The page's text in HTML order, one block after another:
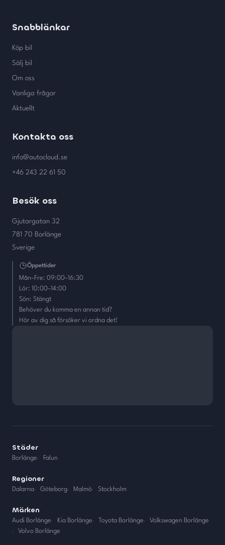
Snabblänkar
Köp bil
Sälj bil
Om oss
Vanliga frågor
Aktuellt
Kontakta oss
info@autocloud.se
+46 243 22 61 50
Besök oss
Gjutargatan 32
781 70 Borlänge
Sverige
Öppettider
Mån–Fre: 09:00–16:30
Lör: 10:00–14:00
Sön: Stängt
Behöver du komma en annan tid?
Hör av dig så försöker vi ordna det!
Städer
Borlänge· Falun
Regioner
Dalarna· Göteborg· Malmö· Stockholm
Märken
Audi Borlänge· Kia Borlänge· Toyota Borlänge·
Volkswagen Borlänge
·
Volvo Borlänge